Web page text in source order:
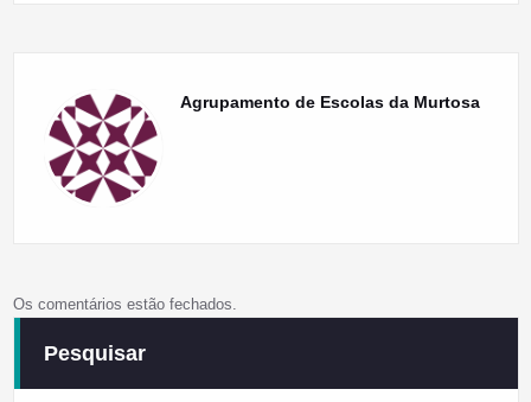
Agrupamento de Escolas da Murtosa
Os comentários estão fechados.
Pesquisar